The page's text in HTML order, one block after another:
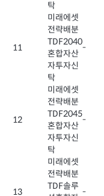
탁
11
미래에셋
전략배분
TDF2040
혼합자산
자투자신
탁
-
12
미래에셋
전략배분
TDF2045
혼합자산
자투자신
탁
-
13
미래에셋
전략배분
TDF솔루
-